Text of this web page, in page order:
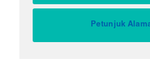
Petunjuk